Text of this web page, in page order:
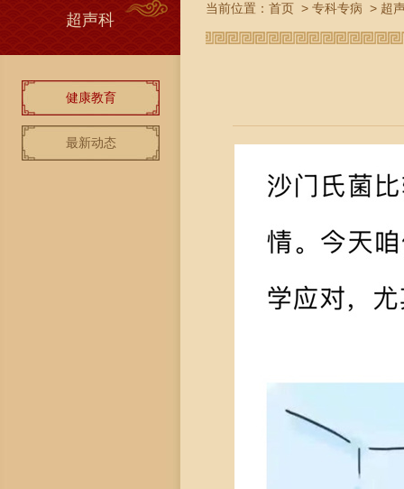
超声科
健康教育
最新动态
当前位置： 首页 > 专科专病 > 超